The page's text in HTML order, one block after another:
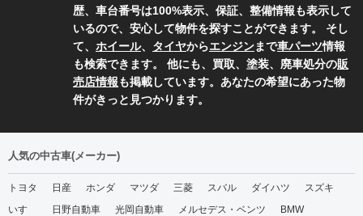
歴、車台番号は100%表示、保証、整備情報も表示して
いるので、安心して物件を探すことができます。 そし
て、 ホイール、 タイヤからエンジンまで車パーツ情報
も検索できます。 他にも、買取、塗装、廃車処分の販
売店情報も掲載しています。あなたの希望にあった物
件がきっと見つかります。
人気の中古車(メーカー)
トヨタ 日産 ホンダ マツダ 三菱 スバル ダイハツ
スズキ
いすゞ
日野自動車 光岡自動車 メルセデス・ベンツ
BMW